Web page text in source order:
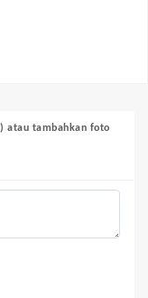
atau tambahkan foto